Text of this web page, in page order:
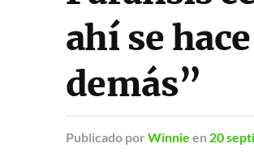
ahí se
demás”
Publicado por Winnie en 20